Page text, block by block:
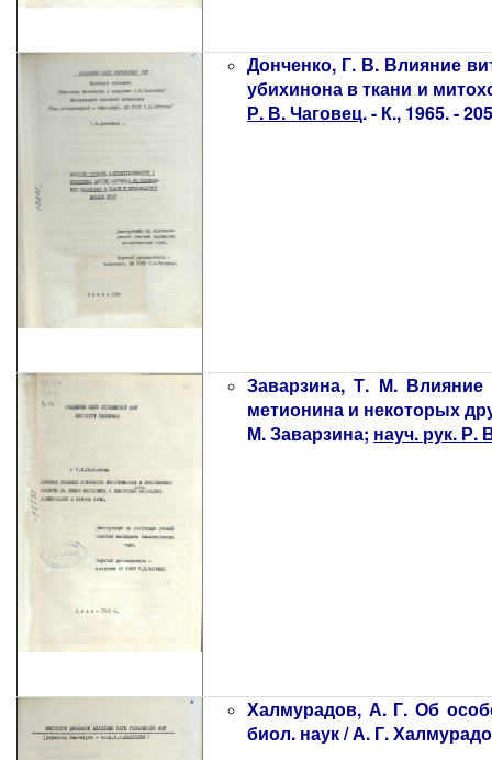
Донченко, Г. В. Влияние
убихинона в ткани и
Р. В. Чаговец. - К., 1965. -
Заварзина, Т. М.
метионина и некоторых
М. Заварзина; науч. рук. Р.
Халмурадов, А. Г. Об
биол. наук / А. Г.